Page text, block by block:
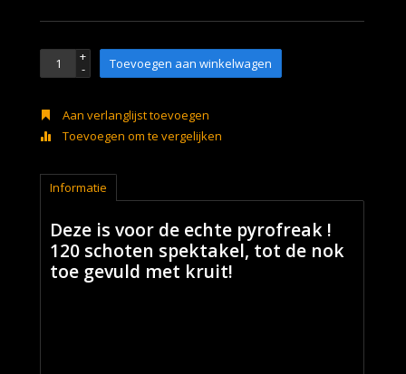
+
- Toevoegen aan winkelwagen
Aan verlanglijst toevoegen
Toevoegen om te vergelijken
Informatie
Deze is voor de echte pyrofreak !
120 schoten spektakel, tot de nok
toe gevuld met kruit!